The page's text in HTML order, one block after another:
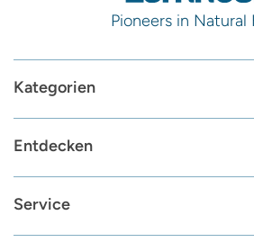
Pioneers in Natural
Kategorien
Entdecken
Service